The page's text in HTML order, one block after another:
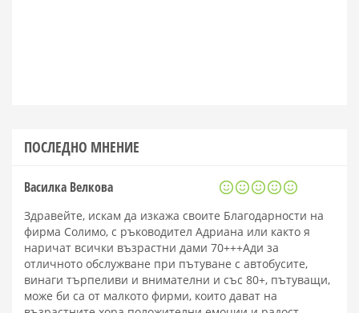
ПОСЛЕДНО МНЕНИЕ
Василка Велкова
Здравейте, искам да изкажа своите Благодарности на
фирма Солимо, с ръководител Адриана или както я
наричат всички възрастни дами 70+++Ади за
отличното обслужване при пътуване с автобусите,
винаги търпеливи и внимателни и със 80+, пътуващи,
може би са от малкото фирми, които дават на